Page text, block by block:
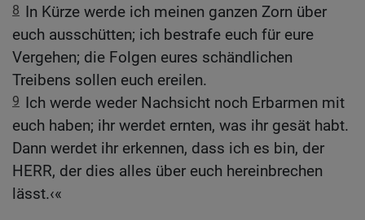
8 In Kürze werde ich meinen ganzen Zorn über
euch ausschütten; ich bestrafe euch für eure
Vergehen; die Folgen eures schändlichen
Treibens sollen euch ereilen.
9 Ich werde weder Nachsicht noch Erbarmen mit
euch haben; ihr werdet ernten, was ihr gesät habt.
Dann werdet ihr erkennen, dass ich es bin, der
HERR, der dies alles über euch hereinbrechen
lässt.‹«